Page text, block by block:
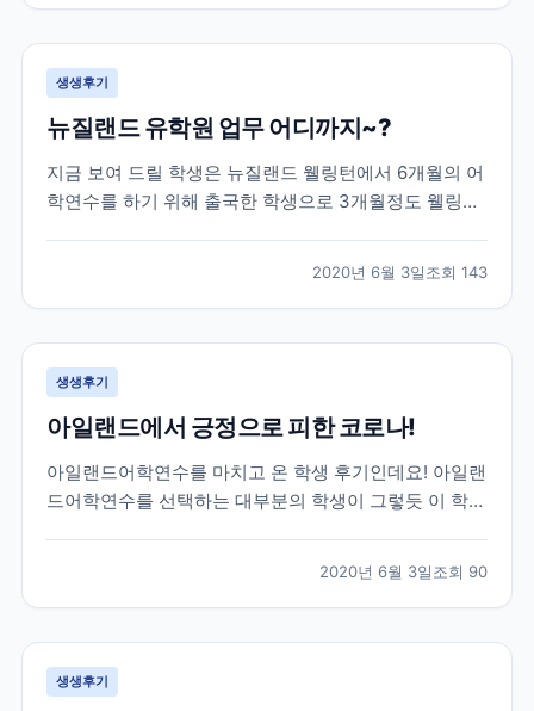
학생인데, 3개월차에 뉴질랜드가 코로나로 인한 락다운
이...
생생후기
뉴질랜드 유학원 업무 어디까지~?
지금 보여 드릴 학생은 뉴질랜드 웰링턴에서 6개월의 어
학연수를 하기 위해 출국한 학생으로 3개월정도 웰링턴
크를 위해 대화를 나누면서 받은 카톡이랍니다! 그럼 먼
저 가장 궁금해 하실 학생과의 카톡 후기 먼저 함께 보...
2020년 6월 3일조회 143
생생후기
아일랜드에서 긍정으로 피한 코로나!
아일랜드어학연수를 마치고 온 학생 후기인데요! 아일랜
드어학연수를 선택하는 대부분의 학생이 그렇듯 이 학생
의 워킹홀리데이로 총 33주간의 체류를 목표로 아일랜
드에 작년 11월에 출국한 학생이랍니다! 아쉽게도...
2020년 6월 3일조회 90
생생후기